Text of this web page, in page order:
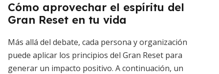
Cómo aprovechar el espíritu del
Gran Reset en tu vida
Más allá del debate, cada persona y organización
puede aplicar los principios del Gran Reset para
generar un impacto positivo. A continuación, un